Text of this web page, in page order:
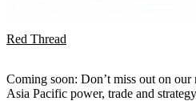
Red Thread
Coming soon: Don’t miss out on
Asia Pacific power, trade and